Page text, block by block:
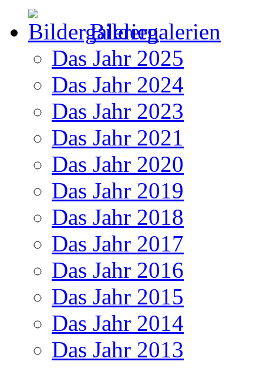
Bildergalerien
Das Jahr 2025
Das Jahr 2024
Das Jahr 2023
Das Jahr 2021
Das Jahr 2020
Das Jahr 2019
Das Jahr 2018
Das Jahr 2017
Das Jahr 2016
Das Jahr 2015
Das Jahr 2014
Das Jahr 2013